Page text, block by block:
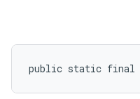
public static final